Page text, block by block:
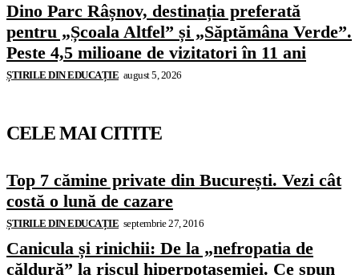
Dino Parc Râșnov, destinația preferată
pentru „Școala Altfel” și „Săptămâna Verde”.
Peste 4,5 milioane de vizitatori în 11 ani
ȘTIRILE DIN EDUCAȚIE august 5, 2026
CELE MAI CITITE
Top 7 cămine private din București. Vezi cât
costă o lună de cazare
ȘTIRILE DIN EDUCAȚIE septembrie 27, 2016
Canicula și rinichii: De la „nefropatia de
căldură” la riscul hiperpotasemiei. Ce spun